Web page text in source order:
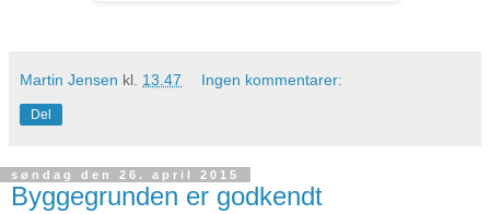
Martin Jensen kl. 13.47 Ingen kommentarer:
Del
søndag den 26. april 2015
Byggegrunden er godkendt